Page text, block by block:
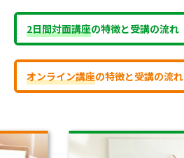
2日間対面講座の特徴と受講の流れ
オンライン講座の特徴と受講の流れ